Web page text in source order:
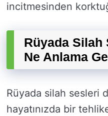
incitmesinden
Rüyada Silah
Ne Anlama
Rüyada silah sesleri
hayatınızda bir